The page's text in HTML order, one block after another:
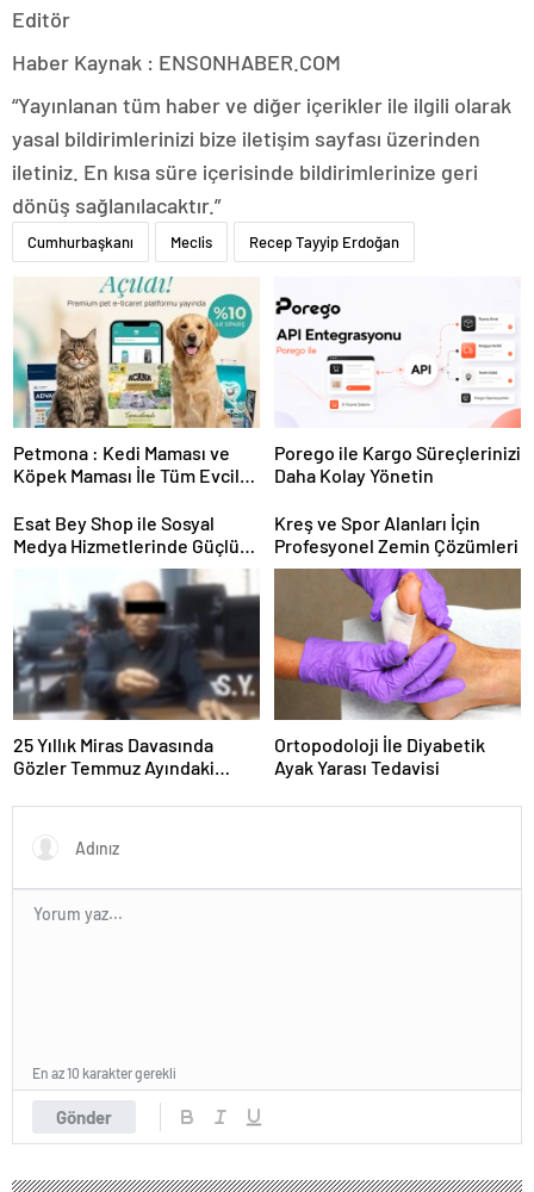
Editör
Haber Kaynak : ENSONHABER.COM
“Yayınlanan tüm haber ve diğer içerikler ile ilgili olarak
yasal bildirimlerinizi bize iletişim sayfası üzerinden
iletiniz. En kısa süre içerisinde bildirimlerinize geri
dönüş sağlanılacaktır.”
Cumhurbaşkanı Meclis Recep Tayyip Erdoğan
Petmona : Kedi Maması ve
Köpek Maması İle Tüm Evcil
Porego ile Kargo Süreçlerinizi
Daha Kolay Yönetin
Esat Bey Shop ile Sosyal
Medya Hizmetlerinde Güçlü
Kreş ve Spor Alanları İçin
Profesyonel Zemin Çözümleri
25 Yıllık Miras Davasında
Gözler Temmuz Ayındaki
Ortopodoloji İle Diyabetik
Ayak Yarası Tedavisi
Gönder
En az 10 karakter gerekli